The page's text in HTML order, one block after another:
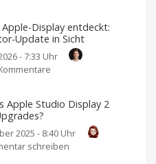
Dockingfunktion
vorgestellt
Optionaler
und
Standlösungen
Display entdeckt:
Update in Sicht
- 7:33 Uhr
Display
Großes
Monitor-
Apple Studio Display 2
2025 - 8:40 Uhr
schreiben